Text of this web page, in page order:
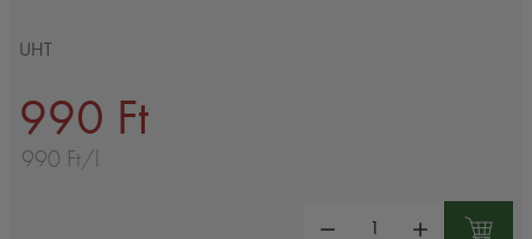
UHT
990 Ft
990 Ft/l